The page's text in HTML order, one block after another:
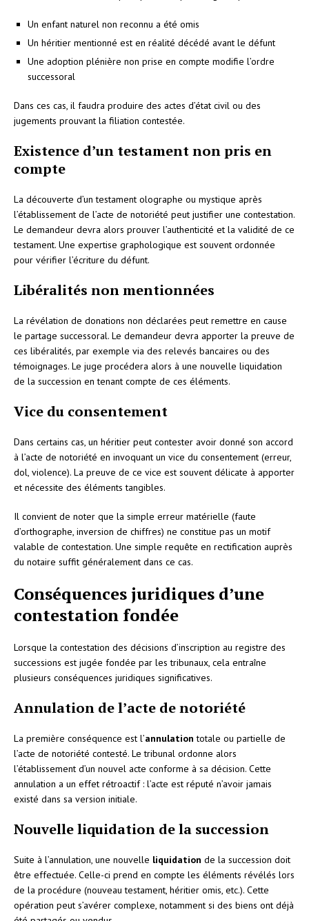
Un enfant naturel non reconnu a été omis
Un héritier mentionné est en réalité décédé avant le défunt
Une adoption plénière non prise en compte modifie l’ordre
successoral
Dans ces cas, il faudra produire des actes d’état civil ou des
jugements prouvant la filiation contestée.
Existence d’un testament non pris en
compte
La découverte d’un testament olographe ou mystique après
l’établissement de l’acte de notoriété peut justifier une contestation.
Le demandeur devra alors prouver l’authenticité et la validité de ce
testament. Une expertise graphologique est souvent ordonnée
pour vérifier l’écriture du défunt.
Libéralités non mentionnées
La révélation de donations non déclarées peut remettre en cause
le partage successoral. Le demandeur devra apporter la preuve de
ces libéralités, par exemple via des relevés bancaires ou des
témoignages. Le juge procédera alors à une nouvelle liquidation
de la succession en tenant compte de ces éléments.
Vice du consentement
Dans certains cas, un héritier peut contester avoir donné son accord
à l’acte de notoriété en invoquant un vice du consentement (erreur,
dol, violence). La preuve de ce vice est souvent délicate à apporter
et nécessite des éléments tangibles.
Il convient de noter que la simple erreur matérielle (faute
d’orthographe, inversion de chiffres) ne constitue pas un motif
valable de contestation. Une simple requête en rectification auprès
du notaire suffit généralement dans ce cas.
Conséquences juridiques d’une
contestation fondée
Lorsque la contestation des décisions d’inscription au registre des
successions est jugée fondée par les tribunaux, cela entraîne
plusieurs conséquences juridiques significatives.
Annulation de l’acte de notoriété
La première conséquence est l’annulation totale ou partielle de
l’acte de notoriété contesté. Le tribunal ordonne alors
l’établissement d’un nouvel acte conforme à sa décision. Cette
annulation a un effet rétroactif : l’acte est réputé n’avoir jamais
existé dans sa version initiale.
Nouvelle liquidation de la succession
Suite à l’annulation, une nouvelle liquidation de la succession doit
être effectuée. Celle-ci prend en compte les éléments révélés lors
de la procédure (nouveau testament, héritier omis, etc.). Cette
opération peut s’avérer complexe, notamment si des biens ont déjà